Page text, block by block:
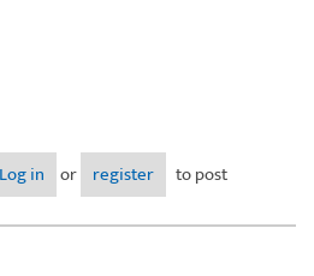
Log in or register
to post